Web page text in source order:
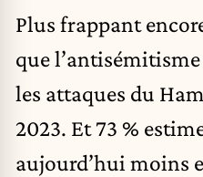
Plus frappant
que
les attaques du
2023. Et 73 %
aujourd’hui moins